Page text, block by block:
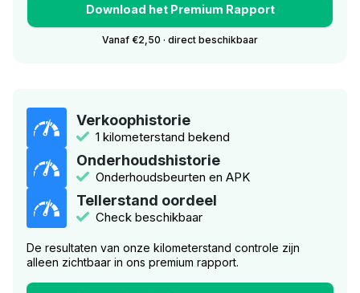
Download het Premium Rapport
Vanaf €2,50 · direct beschikbaar
Verkoophistorie
1 kilometerstand bekend
Onderhoudshistorie
Onderhoudsbeurten en APK
Tellerstand oordeel
Check beschikbaar
De resultaten van onze kilometerstand controle zijn
alleen zichtbaar in ons premium rapport.